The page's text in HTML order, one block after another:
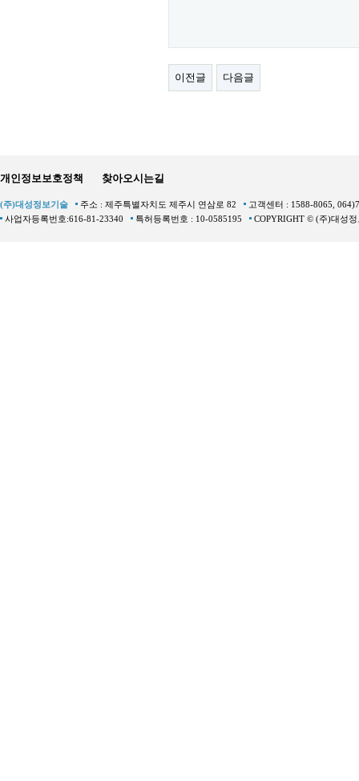
이전글 다음글
개인정보보호정책 찾아오시는길
(주)대성정보기술 주소 : 제주특별자치도 제주시 연삼로 82
고객센터 : 1588-8065,
사업자등록번호:616-81-23340
특허등록번호 : 10-0585195 COPYRIGHT © (주)대성